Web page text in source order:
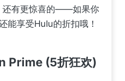
还有更惊喜的——如果你
能享受Hulu的折扣哦！
Prime (5折狂欢)